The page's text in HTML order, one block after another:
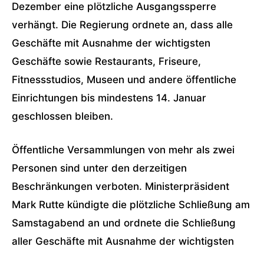
Dezember eine plötzliche Ausgangssperre
verhängt. Die Regierung ordnete an, dass alle
Geschäfte mit Ausnahme der wichtigsten
Geschäfte sowie Restaurants, Friseure,
Fitnessstudios, Museen und andere öffentliche
Einrichtungen bis mindestens 14. Januar
geschlossen bleiben.
Öffentliche Versammlungen von mehr als zwei
Personen sind unter den derzeitigen
Beschränkungen verboten. Ministerpräsident
Mark Rutte kündigte die plötzliche Schließung am
Samstagabend an und ordnete die Schließung
aller Geschäfte mit Ausnahme der wichtigsten